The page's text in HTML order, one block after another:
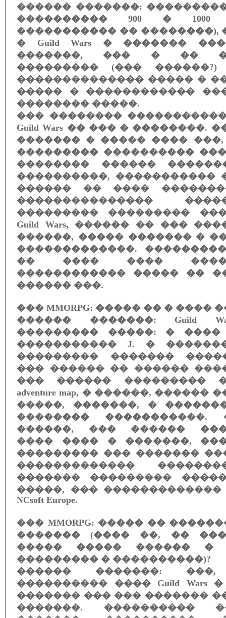
������ �������:
���������� 900 �
����������� �� ��������),
� Guild Wars � �������
�������, ��� � ��
��������� (���
�������������� ����� �
����� � ������������
�������� �����.
��� ��������
Guild Wars �� ��� � ��������.
������� � ����� ����
��������� ����������
�������� ������
����������, �����������
������ �� ����
���������������
��������� ���������
Guild Wars, ������ �� ���
������, ����� ������� �
�������������. ���������
�� ���� ����
������������ ����� ��
������ ���.
��� MMORPG: ����� �� � ����
������ �������: Guild
��������� �����: � ����
����������� J. �
��������� �������
��� ������ �� ������
��� ������ ���������
adventure map, � ������,
�����, �������, �
��������
������, ��� ������
���� ���� � �������,
��������� ��� �������
�������������
������� ���������
�����, ���
NCsoft Europe.
��� MMORPG: ����� ��
������� (���� ��, ��
����� ����� ������ �
��������� � ����������)?
������ �������:
���������� ���� Guild Wars
������� ��� ��� �������
�������. ����������